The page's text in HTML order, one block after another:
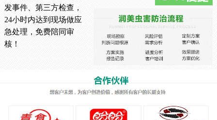
发事件、第三方检查，
24小时内达到现场做应
急处理，免费陪同审
核！